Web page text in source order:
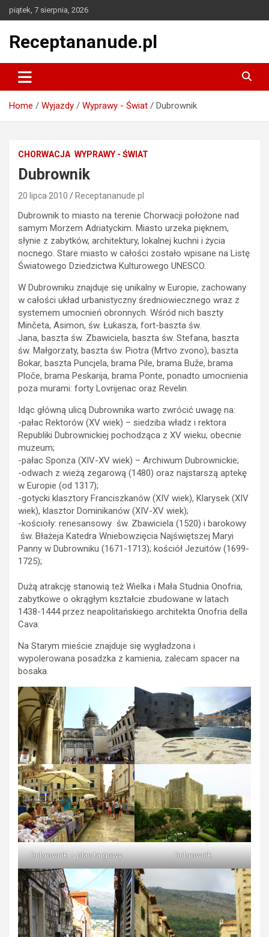
Skip
to
piątek, 7 sierpnia, 2026
Receptananude.pl
Home Wyjazdy Wyprawy - Świat Dubrownik
CHORWACJA WYPRAWY - ŚWIAT
Dubrownik
20 lipca 2010 Receptananude.pl
Dubrownik to miasto na terenie Chorwacji położone nad
samym Morzem Adriatyckim. Miasto urzeka pięknem,
słynie z zabytków, architektury, lokalnej kuchni i życia
nocnego. Stare miasto w całości zostało wpisane na Listę
Światowego Dziedzictwa Kulturowego UNESCO.
W Dubrowniku znajduje się unikalny w Europie, zachowany
w całości układ urbanistyczny średniowiecznego wraz z
systemem umocnień obronnych. Wśród nich baszty
Minčeta, Asimon, św. Łukasza, fort-baszta św.
Jana, baszta św. Zbawiciela, baszta św. Stefana, baszta
św. Małgorzaty, baszta św. Piotra (Mrtvo zvono), baszta
Bokar, baszta Puncjela, brama Pile, brama Buže, brama
Ploče, brama Peskarija, brama Ponte, ponadto umocnienia
poza murami: forty Lovrijenac oraz Revelin.
Idąc główną ulicą Dubrownika warto zwrócić uwagę na:
-pałac Rektorów (XV wiek) – siedziba władz i rektora
Republiki Dubrownickiej pochodząca z XV wieku, obecnie
muzeum;
-pałac Sponza (XIV-XV wiek) – Archiwum Dubrownickie;
-odwach z wieżą zegarową (1480) oraz najstarszą aptekę
w Europie (od 1317);
-gotycki klasztory Franciszkanów (XIV wiek), Klarysek (XIV
wiek), klasztor Dominikanów (XIV-XV wiek);
-kościoły: renesansowy św. Zbawiciela (1520) i barokowy
św. Błażeja Katedra Wniebowzięcia Najświętszej Maryi
Panny w Dubrowniku (1671-1713); kościół Jezuitów (1699-
1725);
Dużą atrakcję stanowią też Wielka i Mała Studnia Onofria,
zabytkowe o okrągłym kształcie zbudowane w latach
1438-1444 przez neapolitańskiego architekta Onofria della
Cava.
Na Starym mieście znajduje się wygładzona i
wypolerowana posadzka z kamienia, zalecam spacer na
bosaka.
Dubrownik – plac targowy. Dubrownik